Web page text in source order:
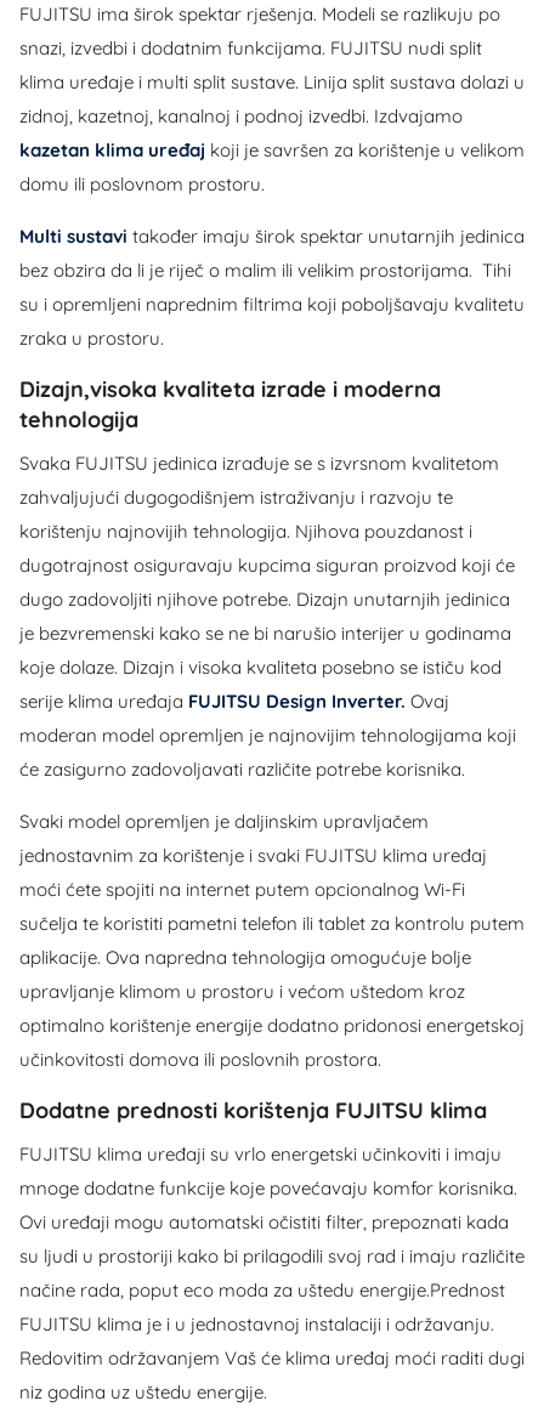
FUJITSU ima širok spektar rješenja. Modeli se razlikuju po
snazi, izvedbi i dodatnim funkcijama. FUJITSU nudi split
klima uređaje i multi split sustave. Linija split sustava dolazi u
zidnoj, kazetnoj, kanalnoj i podnoj izvedbi. Izdvajamo
kazetan klima uređaj koji je savršen za korištenje u velikom
domu ili poslovnom prostoru.
Multi sustavi također imaju širok spektar unutarnjih jedinica
bez obzira da li je riječ o malim ili velikim prostorijama. Tihi
su i opremljeni naprednim filtrima koji poboljšavaju kvalitetu
zraka u prostoru.
Dizajn,visoka kvaliteta izrade i moderna
tehnologija
Svaka FUJITSU jedinica izrađuje se s izvrsnom kvalitetom
zahvaljujući dugogodišnjem istraživanju i razvoju te
korištenju najnovijih tehnologija. Njihova pouzdanost i
dugotrajnost osiguravaju kupcima siguran proizvod koji će
dugo zadovoljiti njihove potrebe. Dizajn unutarnjih jedinica
je bezvremenski kako se ne bi narušio interijer u godinama
koje dolaze. Dizajn i visoka kvaliteta posebno se ističu kod
serije klima uređaja FUJITSU Design Inverter. Ovaj
moderan model opremljen je najnovijim tehnologijama koji
će zasigurno zadovoljavati različite potrebe korisnika.
Svaki model opremljen je daljinskim upravljačem
jednostavnim za korištenje i svaki FUJITSU klima uređaj
moći ćete spojiti na internet putem opcionalnog Wi-Fi
sučelja te koristiti pametni telefon ili tablet za kontrolu putem
aplikacije. Ova napredna tehnologija omogućuje bolje
upravljanje klimom u prostoru i većom uštedom kroz
optimalno korištenje energije dodatno pridonosi energetskoj
učinkovitosti domova ili poslovnih prostora.
Dodatne prednosti korištenja FUJITSU klima
FUJITSU klima uređaji su vrlo energetski učinkoviti i imaju
mnoge dodatne funkcije koje povećavaju komfor korisnika.
Ovi uređaji mogu automatski očistiti filter, prepoznati kada
su ljudi u prostoriji kako bi prilagodili svoj rad i imaju različite
načine rada, poput eco moda za uštedu energije.Prednost
FUJITSU klima je i u jednostavnoj instalaciji i održavanju.
Redovitim održavanjem Vaš će klima uređaj moći raditi dugi
niz godina uz uštedu energije.